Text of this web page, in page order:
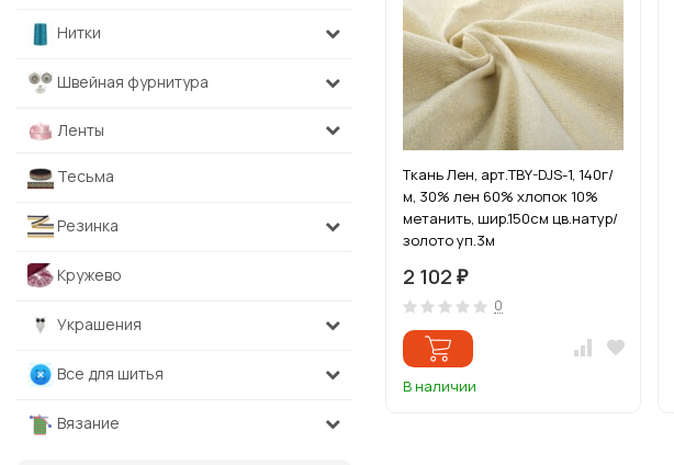
Ткань Лен, арт.TBY-DJS-1, 140г/
м, 30% лен 60% хлопок 10%
метанить, шир.150см цв.натур/
золото уп.3м
2 102 ₽
0
В наличии
Нитки
Швейная фурнитура
Ленты
Тесьма
Резинка
Кружево
Украшения
Все для шитья
Вязание